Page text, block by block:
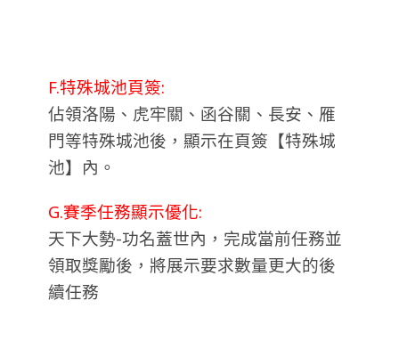
F.特殊城池頁簽:
佔領洛陽、虎牢關、函谷關、長安、雁
門等特殊城池後，顯示在頁簽【特殊城
池】內。
G.賽季任務顯示優化:
天下大勢-功名蓋世內，完成當前任務並
領取獎勵後，將展示要求數量更大的後
續任務